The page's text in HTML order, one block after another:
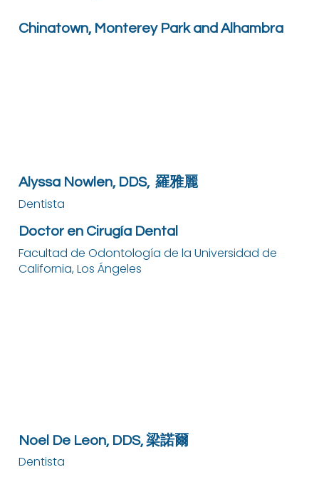
Chinatown, Monterey Park and Alhambra
Alyssa Nowlen, DDS, 羅雅麗
Dentista
Doctor en Cirugía Dental
Facultad de Odontología de la Universidad de
California, Los Ángeles
Noel De Leon, DDS, 梁諾爾
Dentista